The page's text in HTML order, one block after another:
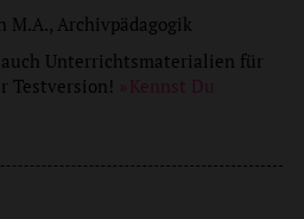
Archivpädagogik
Unterrichtsmaterialien für
Testversion!
Kennst Du